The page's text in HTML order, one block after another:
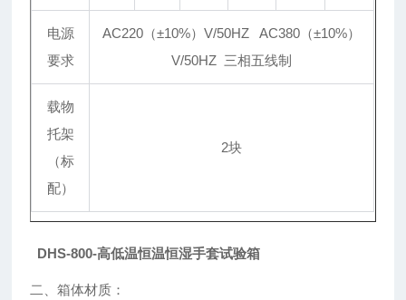
电源
要求
AC220（±10%）V/50HZ AC380（±10%）
V/50HZ 三相五线制
载物
托架
（标
配）
2块
DHS-800-高低温恒温恒湿手套试验箱
二、箱体材质：